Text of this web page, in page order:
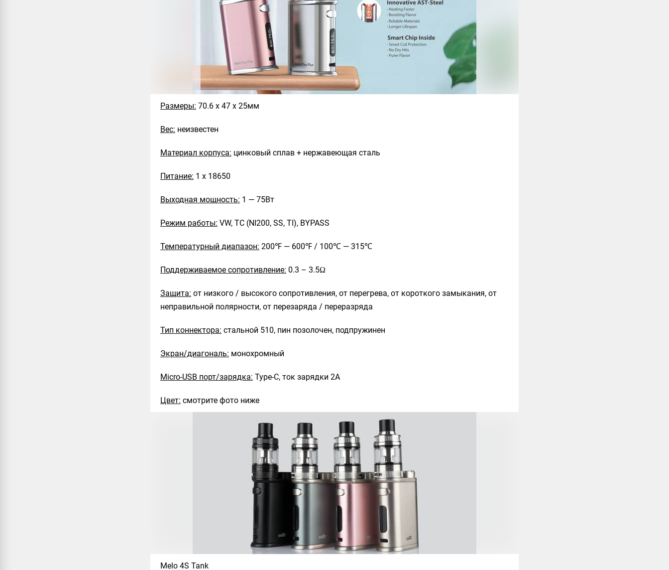
Размеры: 70.6 х 47 х 25мм
Вес: неизвестен
Материал корпуса: цинковый сплав + нержавеющая сталь
Питание: 1 х 18650
Выходная мощность: 1 — 75Вт
Режим работы: VW, TC (NI200, SS, TI), BYPASS
Температурный диапазон: 200℉ — 600℉ / 100℃ — 315℃
Поддерживаемое сопротивление: 0.3 – 3.5Ω
Защита: от низкого / высокого сопротивления, от перегрева, от короткого замыкания, от
неправильной полярности, от перезаряда / переразряда
Тип коннектора: стальной 510, пин позолочен, подпружинен
Экран/диагональ: монохромный
Micro-USB порт/зарядка: Type-C, ток зарядки 2А
Цвет: смотрите фото ниже
Melo 4S Tank